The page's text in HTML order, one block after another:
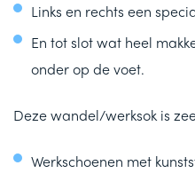
Links en rechts een
En tot slot wat heel
onder op de voet.
Deze wandel/werksok is
Werkschoenen met